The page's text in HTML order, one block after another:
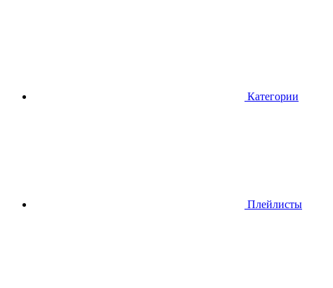
Категории
Плейлисты